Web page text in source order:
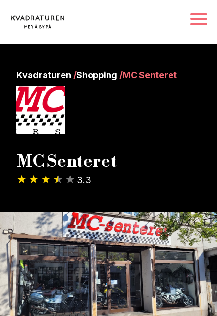
Kvadraturen /Shopping /MC Senteret
MC Senteret
3.3